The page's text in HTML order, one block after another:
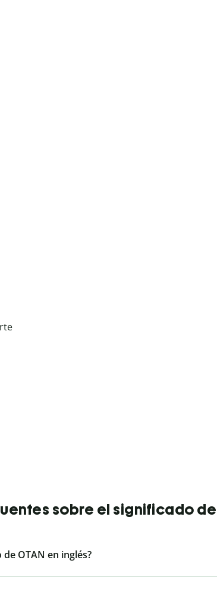
sobre el significado de
OTAN en inglés?